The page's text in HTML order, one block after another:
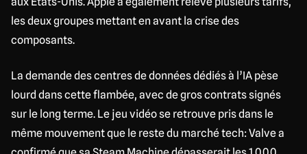
les deux groupes mettant en avant la crise des
composants.
La demande des centres de données dédiés à l’IA pèse
lourd dans cette flambée, avec de gros contrats signés
sur le long terme. Le jeu vidéo se retrouve pris dans le
même mouvement que le reste du marché tech: Valve a